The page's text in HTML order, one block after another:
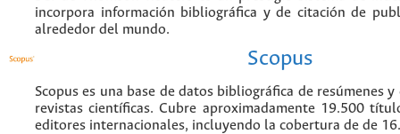
incorpora información bibliográfica y de citación de
alrededor del mundo.
Scopus
Scopus es una base de datos bibliográfica de resúmenes
revistas científicas. Cubre aproximadamente 19.500
editores internacionales, incluyendo la cobertura de de